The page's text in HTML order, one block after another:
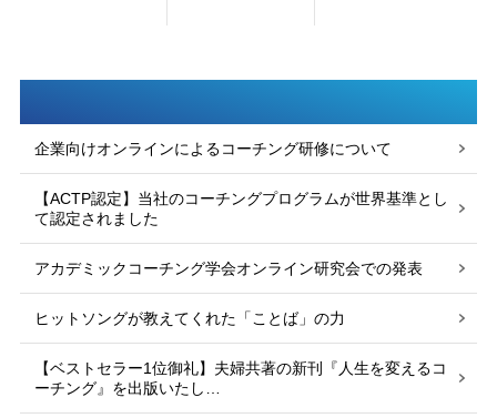
企業向けオンラインによるコーチング研修について
【ACTP認定】当社のコーチングプログラムが世界基準とし
て認定されました
アカデミックコーチング学会オンライン研究会での発表
ヒットソングが教えてくれた「ことば」の力
【ベストセラー1位御礼】夫婦共著の新刊『人生を変えるコ
ーチング』を出版いたし…